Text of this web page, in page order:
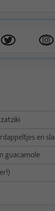
en sla
guacamole